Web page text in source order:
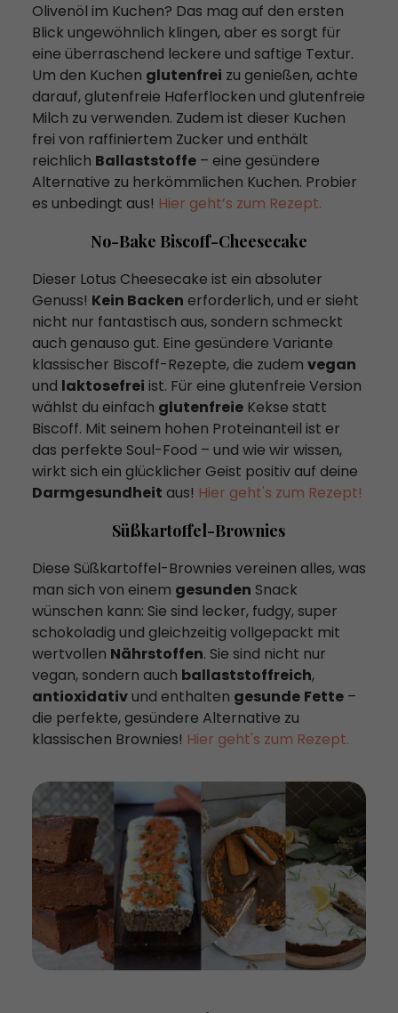
Olivenöl im Kuchen? Das mag auf den ersten
Blick ungewöhnlich klingen, aber es sorgt für
eine überraschend leckere und saftige Textur.
Um den Kuchen glutenfrei zu genießen, achte
darauf, glutenfreie Haferflocken und glutenfreie
Milch zu verwenden. Zudem ist dieser Kuchen
frei von raffiniertem Zucker und enthält
reichlich Ballaststoffe– eine gesündere
Alternative zu herkömmlichen Kuchen. Probier
es unbedingt aus! Hier geht’s zum Rezept.
No-Bake Biscoff-Cheesecake
Dieser Lotus Cheesecake ist ein absoluter
Genuss! Kein Backen erforderlich, und er sieht
nicht nur fantastisch aus, sondern schmeckt
auch genauso gut. Eine gesündere Variante
klassischer Biscoff-Rezepte, die zudem vegan
und laktosefrei ist. Für eine glutenfreie Version
wählst du einfach glutenfreieKekse statt
Biscoff. Mit seinem hohen Proteinanteil ist er
das perfekte Soul-Food – und wie wir wissen,
wirkt sich ein glücklicher Geist positiv auf deine
Darmgesundheit aus! Hier geht's zum Rezept!
Süßkartoffel-Brownies
Diese Süßkartoffel-Brownies vereinen alles, was
man sich von einem gesunden Snack
wünschen kann: Sie sind lecker, fudgy, super
schokoladig und gleichzeitig vollgepackt mit
wertvollen Nährstoffen. Sie sind nicht nur
vegan, sondern auch ballaststoffreich,
antioxidativund enthalten gesunde Fette–
die perfekte, gesündere Alternative zu
klassischen Brownies! Hier geht's zum Rezept.